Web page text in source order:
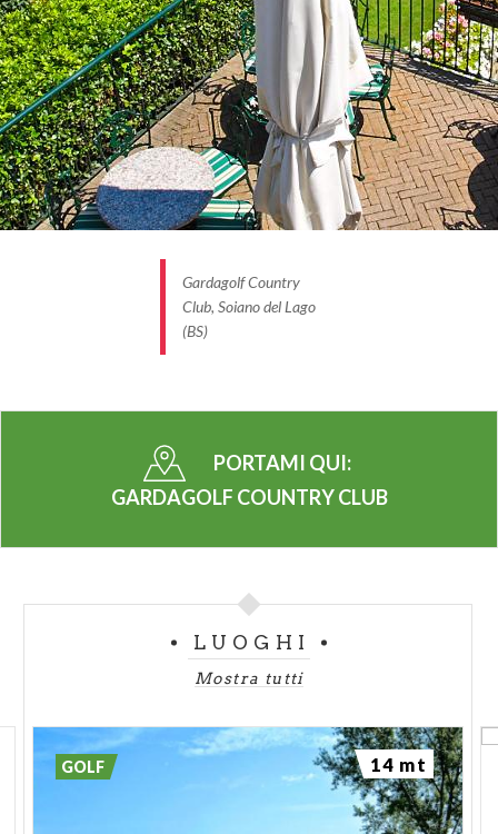
Gardagolf Country
Club, Soiano del Lago
(BS)
PORTAMI QUI:
GARDAGOLF COUNTRY CLUB
LUOGHI
Mostra tutti
GOLF 14 mt